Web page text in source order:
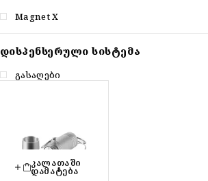
Magnet X
ᲓᲘᲡᲞᲔᲜᲡᲔᲠᲣᲚᲘ ᲡᲘᲡᲢᲔᲛᲐ
გასაღები
ᲙᲐᲚᲐᲗᲐᲨᲘ
ᲓᲐᲛᲐᲢᲔᲑᲐ